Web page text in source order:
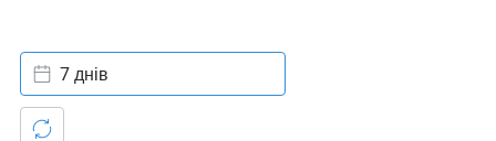
7 днів